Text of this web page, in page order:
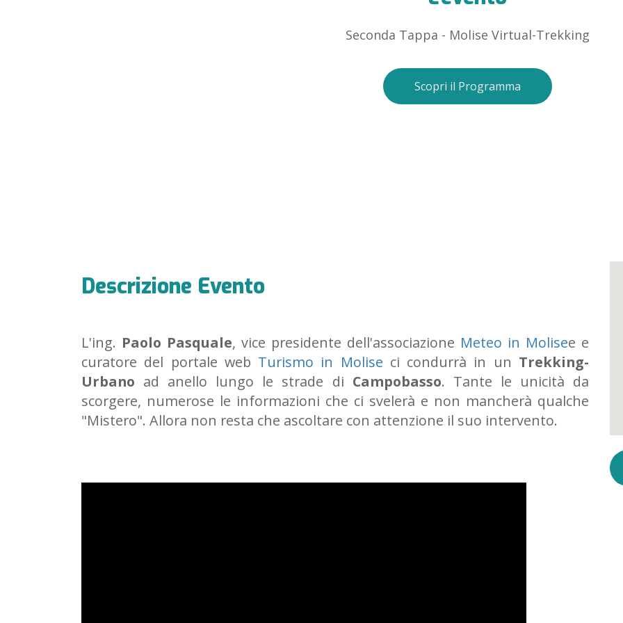
Seconda Tappa - Molise Virtual-Trekking
Scopri il Programma
Descrizione Evento
L'ing. Paolo Pasquale, vice presidente dell'associazione Meteo in Molisee e
curatore del portale web Turismo in Molise ci condurrà in un Trekking-
Urbano ad anello lungo le strade di Campobasso. Tante le unicità da
scorgere, numerose le informazioni che ci svelerà e non mancherà qualche
"Mistero". Allora non resta che ascoltare con attenzione il suo intervento.